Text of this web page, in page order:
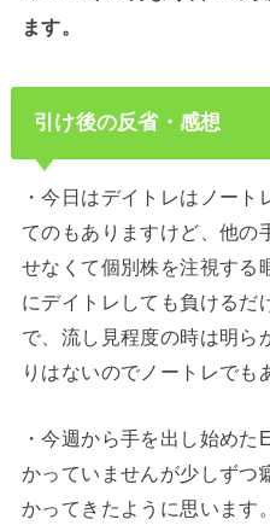
ます。
引け後の反省・感想
・今日はデイトレはノー
てのもありますけど、他の
せなくて個別株を注視する
にデイトレしても負けるだ
で、流し見程度の時は明ら
りはないのでノートレでも
・今週から手を出し始め
かっていませんが少しずつ
かってきたように思います